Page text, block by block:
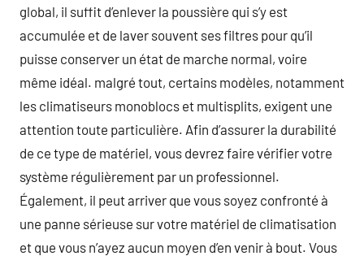
global, il suffit d’enlever la poussière qui s’y est
accumulée et de laver souvent ses filtres pour qu’il
puisse conserver un état de marche normal, voire
même idéal. malgré tout, certains modèles, notamment
les climatiseurs monoblocs et multisplits, exigent une
attention toute particulière. Afin d’assurer la durabilité
de ce type de matériel, vous devrez faire vérifier votre
système régulièrement par un professionnel.
Également, il peut arriver que vous soyez confronté à
une panne sérieuse sur votre matériel de climatisation
et que vous n’ayez aucun moyen d’en venir à bout. Vous